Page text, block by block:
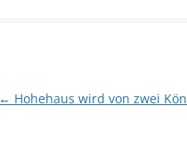
Beitragsnavigation
← Hohehaus wird von zwei